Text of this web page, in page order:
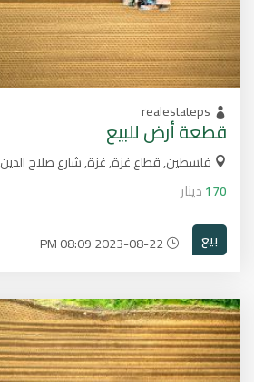
realestateps
قطعة أرض للبيع
فلسطين, قطاع غزة, غزة, شارع صلاح الدين
170دينار
بيع